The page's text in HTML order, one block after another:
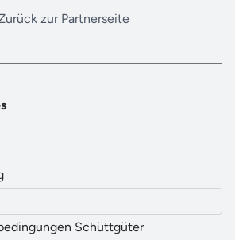
zur Partnerseite
Schüttgüter